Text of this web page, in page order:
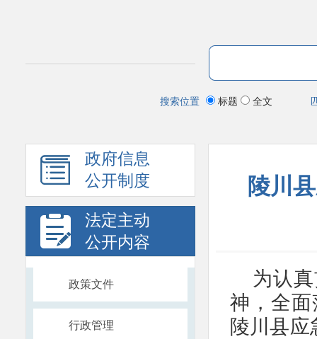
搜索位置 标题 全文
政府信息
公开制度
法定主动
公开内容
政策文件
行政管理
陵川
为认
神，全
陵川县应